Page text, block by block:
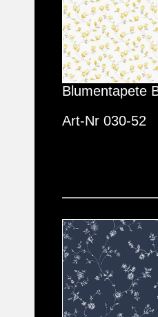
Blumentapete
Art-Nr 030-52